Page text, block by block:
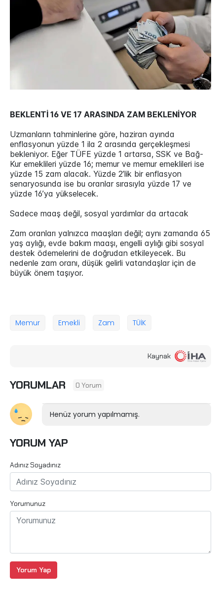
BEKLENTİ 16 VE 17 ARASINDA ZAM BEKLENİYOR
Uzmanların tahminlerine göre, haziran ayında
enflasyonun yüzde 1 ila 2 arasında gerçekleşmesi
bekleniyor. Eğer TÜFE yüzde 1 artarsa, SSK ve Bağ-
Kur emeklileri yüzde 16; memur ve memur emeklileri ise
yüzde 15 zam alacak. Yüzde 2’lik bir enflasyon
senaryosunda ise bu oranlar sırasıyla yüzde 17 ve
yüzde 16’ya yükselecek.
Sadece maaş değil, sosyal yardımlar da artacak
Zam oranları yalnızca maaşları değil; aynı zamanda 65
yaş aylığı, evde bakım maaşı, engelli aylığı gibi sosyal
destek ödemelerini de doğrudan etkileyecek. Bu
nedenle zam oranı, düşük gelirli vatandaşlar için de
büyük önem taşıyor.
Memur Emekli Zam TÜİK
Kaynak
YORUMLAR 0 Yorum
Henüz yorum yapılmamış.
YORUM YAP
Adınız Soyadınız
Yorumunuz
Yorum Yap